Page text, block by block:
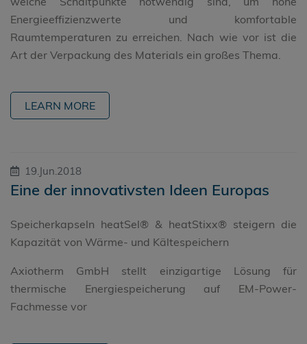
Energieeffizienzwerte und komfortable
Raumtemperaturen zu erreichen. Nach wie vor ist die
Art der Verpackung des Materials ein großes Thema.
LEARN MORE
19.Jun.2018
Eine der innovativsten Ideen Europas
Speicherkapseln heatSel® & heatStixx® steigern die
Kapazität von Wärme- und Kältespeichern
Axiotherm GmbH stellt einzigartige Lösung für
thermische Energiespeicherung auf EM-Power-
Fachmesse vor